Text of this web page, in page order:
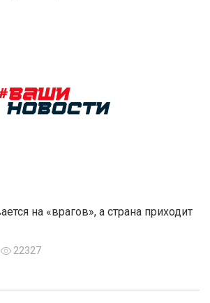
на «врагов», а страна приходит
22327